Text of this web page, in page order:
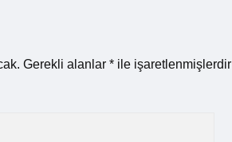
Gerekli alanlar * ile işaretlenmişlerdir